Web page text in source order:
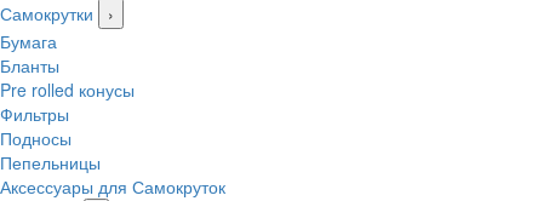
Самокрутки
›
Бумага
Бланты
Pre rolled конусы
Фильтры
Подносы
Пепельницы
Аксессуары для Самокруток